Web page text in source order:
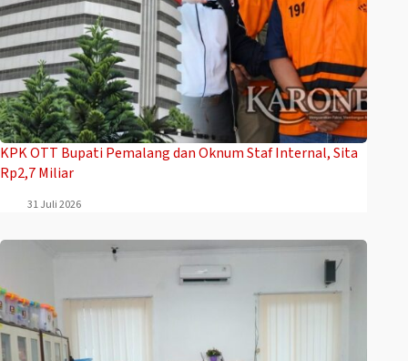
‎KPK OTT Bupati Pemalang dan Oknum Staf Internal, Sita
Rp2,7 Miliar
31 Juli 2026